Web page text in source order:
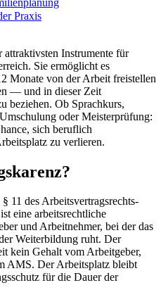
Praxis
Instrumente für
Sie ermöglicht es
Monate von der Arbeit freistellen
— und in dieser Zeit
beziehen. Ob Sprachkurs,
oder Meisterprüfung:
sich beruflich
zu verlieren.
11 des Arbeitsvertragsrechts-
eine arbeitsrechtliche
und Arbeitnehmer, bei der das
Weiterbildung ruht. Der
kein Gehalt vom Arbeitgeber,
AMS. Der Arbeitsplatz bleibt
für die Dauer der